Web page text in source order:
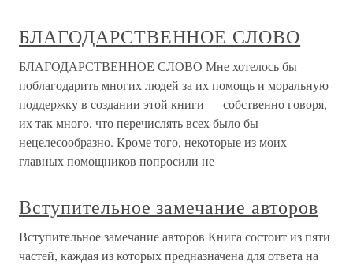
БЛАГОДАРСТВЕННОЕ СЛОВО
БЛАГОДАРСТВЕННОЕ СЛОВО Мне хотелось бы
поблагодарить многих людей за их помощь и моральную
поддержку в создании этой книги — собственно говоря,
их так много, что перечислять всех было бы
нецелесообразно. Кроме того, некоторые из моих
главных помощников попросили не
Вступительное замечание авторов
Вступительное замечание авторов Книга состоит из пяти
частей, каждая из которых предназначена для ответа на